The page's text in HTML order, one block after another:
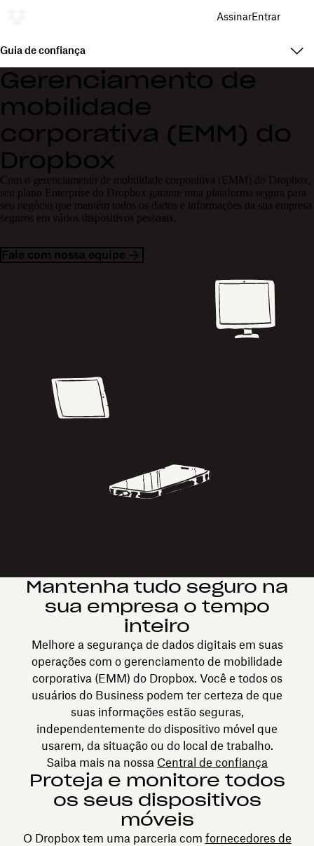
AssinarEntrar
Guia de confiança
Gerenciamento de
mobilidade
corporativa (EMM) do
Dropbox
Com o gerenciamento de mobilidade corporativa (EMM) do Dropbox,
seu plano Enterprise do Dropbox garante uma plataforma segura para
seu negócio que mantém todos os dados e informações da sua empresa
seguros em vários dispositivos pessoais.
Fale com nossa equipe
Mantenha tudo seguro na
sua empresa o tempo
inteiro
Melhore a segurança de dados digitais em suas
operações com o gerenciamento de mobilidade
corporativa (EMM) do Dropbox. Você e todos os
usuários do Business podem ter certeza de que
suas informações estão seguras,
independentemente do dispositivo móvel que
usarem, da situação ou do local de trabalho.
Saiba mais na nossa Central de confiança
Proteja e monitore todos
os seus dispositivos
móveis
O Dropbox tem uma parceria com fornecedores de